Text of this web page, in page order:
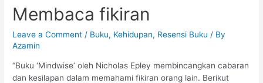
Membaca fikiran
Leave a Comment / Buku, Kehidupan, Resensi Buku / By
Azamin
“Buku ‘Mindwise’ oleh Nicholas Epley membincangkan cabaran
dan kesilapan dalam memahami fikiran orang lain. Berikut